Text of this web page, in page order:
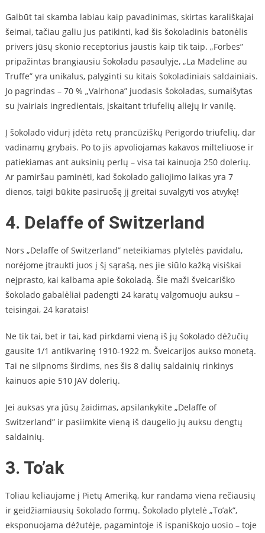
Galbūt tai skamba labiau kaip pavadinimas, skirtas karališkajai
šeimai, tačiau galiu jus patikinti, kad šis šokoladinis batonėlis
privers jūsų skonio receptorius jaustis kaip tik taip. „Forbes”
pripažintas brangiausiu šokoladu pasaulyje, „La Madeline au
Truffe” yra unikalus, palyginti su kitais šokoladiniais saldainiais.
Jo pagrindas – 70 % „Valrhona” juodasis šokoladas, sumaišytas
su įvairiais ingredientais, įskaitant triufelių aliejų ir vanilę.
Į šokolado vidurį įdėta retų prancūziškų Perigordo triufelių, dar
vadinamų grybais. Po to jis apvoliojamas kakavos milteliuose ir
patiekiamas ant auksinių perlų – visa tai kainuoja 250 dolerių.
Ar pamiršau paminėti, kad šokolado galiojimo laikas yra 7
dienos, taigi būkite pasiruošę jį greitai suvalgyti vos atvykę!
4. Delaffe of Switzerland
Nors „Delaffe of Switzerland” neteikiamas plytelės pavidalu,
norėjome įtraukti juos į šį sąrašą, nes jie siūlo kažką visiškai
neįprasto, kai kalbama apie šokoladą. Šie maži šveicariško
šokolado gabalėliai padengti 24 karatų valgomuoju auksu –
teisingai, 24 karatais!
Ne tik tai, bet ir tai, kad pirkdami vieną iš jų šokolado dėžučių
gausite 1/1 antikvarinę 1910-1922 m. Šveicarijos aukso monetą.
Tai ne silpnoms širdims, nes šis 8 dalių saldainių rinkinys
kainuos apie 510 JAV dolerių.
Jei auksas yra jūsų žaidimas, apsilankykite „Delaffe of
Switzerland” ir pasiimkite vieną iš daugelio jų auksu dengtų
saldainių.
3. To’ak
Toliau keliaujame į Pietų Ameriką, kur randama viena rečiausių
ir geidžiamiausių šokolado formų. Šokolado plytelė „To’ak”,
eksponuojama dėžutėje, pagamintoje iš ispaniškojo uosio – toje